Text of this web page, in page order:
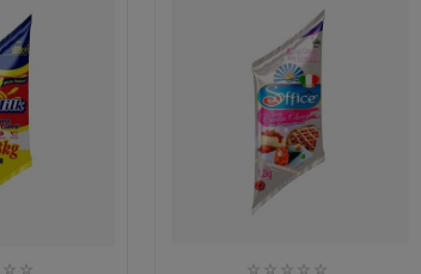
☆ ☆ ☆ ☆ ☆ ☆ ☆